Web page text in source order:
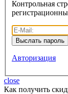
Контрольная
Авторизация
close
Как получить